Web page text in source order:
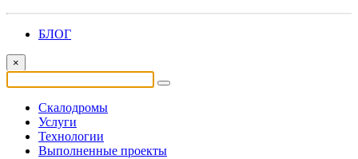
БЛОГ
×
Скалодромы
Услуги
Технологии
Выполненные проекты